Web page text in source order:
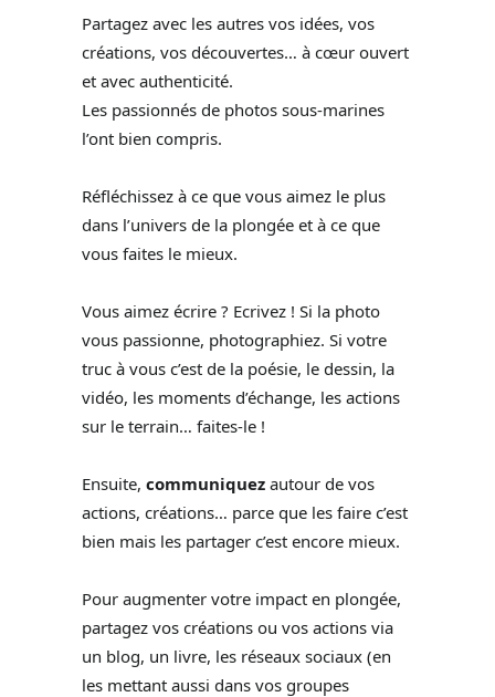
Partagez avec les autres vos idées, vos
créations, vos découvertes… à cœur ouvert
et avec authenticité.
Les passionnés de photos sous-marines
l’ont bien compris.
Réfléchissez à ce que vous aimez le plus
dans l’univers de la plongée et à ce que
vous faites le mieux.
Vous aimez écrire ? Ecrivez ! Si la photo
vous passionne, photographiez. Si votre
truc à vous c’est de la poésie, le dessin, la
vidéo, les moments d’échange, les actions
sur le terrain… faites-le !
Ensuite, communiquez autour de vos
actions, créations… parce que les faire c’est
bien mais les partager c’est encore mieux.
Pour augmenter votre impact en plongée,
partagez vos créations ou vos actions via
un blog, un livre, les réseaux sociaux (en
les mettant aussi dans vos groupes